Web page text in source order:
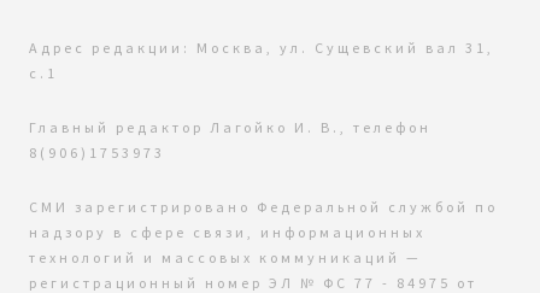
Адрес редакции: Москва, ул. Сущевский вал 31,
с.1
Главный редактор Лагойко И. В., телефон
8(906)1753973
СМИ зарегистрировано Федеральной службой по
надзору в сфере связи, информационных
технологий и массовых коммуникаций —
регистрационный номер ЭЛ № ФС 77 - 84975 от